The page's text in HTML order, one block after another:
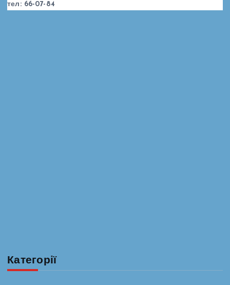
тел: 66-07-84
Категорії